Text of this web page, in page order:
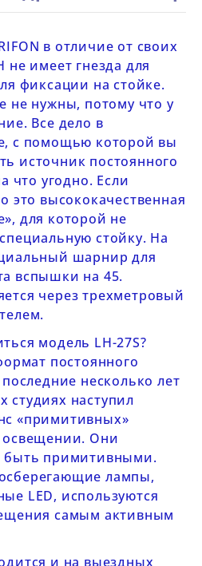
в отличие от своих
не имеет гнезда для
фиксации на стойке.
не нужны, потому что у
Все дело в
с помощью которой вы
источник постоянного
что угодно. Если
это высококачественная
для которой не
стойку. На
шарнир для
вспышки на 45.
через трехметровый
модель LH-27S?
постоянного
несколько лет
студиях наступил
«примитивных»
освещении. Они
быть примитивными.
лампы,
LED, используются
самым активным
и на выездных